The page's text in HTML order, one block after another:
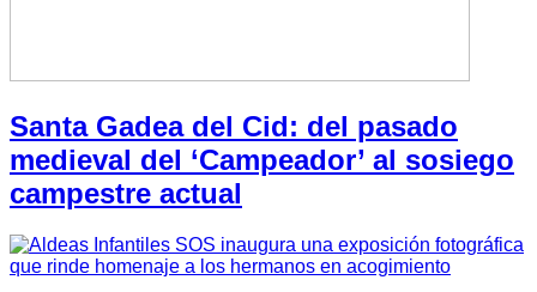
Santa Gadea del Cid: del pasado
medieval del ‘Campeador’ al sosiego
campestre actual